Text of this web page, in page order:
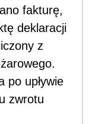
fakturę,
deklaracji
z
po upływie
zwrotu